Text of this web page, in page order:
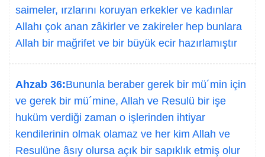
saimeler, ırzlarını koruyan erkekler ve kadınlar
Allahı çok anan zâkirler ve zakireler hep bunlara
Allah bir mağrifet ve bir büyük ecir hazırlamıştır
Ahzab 36:Bununla beraber gerek bir mü´min için
ve gerek bir mü´mine, Allah ve Resulü bir işe
huküm verdiği zaman o işlerinden ihtiyar
kendilerinin olmak olamaz ve her kim Allah ve
Resulüne âsıy olursa açık bir sapıklık etmiş olur